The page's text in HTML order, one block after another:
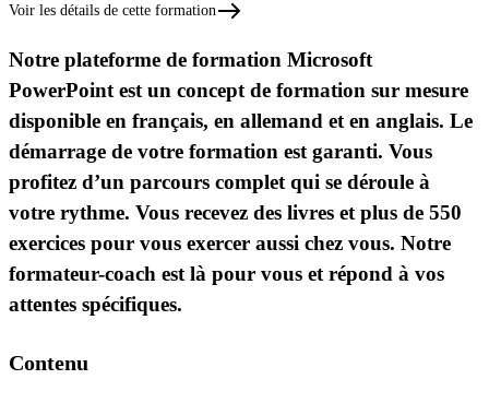
Voir les détails de cette formation
Notre plateforme de formation Microsoft
PowerPoint est un concept de formation sur mesure
disponible en français, en allemand et en anglais. Le
démarrage de votre formation est garanti. Vous
profitez d’un parcours complet qui se déroule à
votre rythme. Vous recevez des livres et plus de 550
exercices pour vous exercer aussi chez vous. Notre
formateur-coach est là pour vous et répond à vos
attentes spécifiques.
Contenu